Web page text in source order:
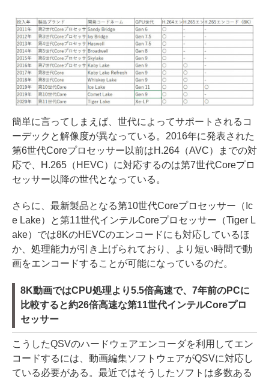
簡単に言ってしまえば、世代によってサポートされるコ
ーデックと解像度が異なっている。2016年に発表された
第6世代Coreプロセッサー以前はH.264（AVC）までの対
応で、H.265（HEVC）に対応するのは第7世代Coreプロ
セッサー以降の世代となっている。
さらに、最新製品となる第10世代Coreプロセッサー（Ic
e Lake）と第11世代インテルCoreプロセッサー（Tiger L
ake）では8KのHEVCのエンコードにも対応しているほ
か、処理能力が引き上げられており、より短い時間で動
画をエンコードすることが可能になっているのだ。
8K動画ではCPU処理より5.5倍高速で、7年前のPCに
比較すると約26倍高速な第11世代インテルCoreプロ
セッサー
こうしたQSVのハードウェアエンコーダを利用してエン
コードするには、動画編集ソフトウェアがQSVに対応し
ている必要がある。最近ではそうしたソフトは多数ある